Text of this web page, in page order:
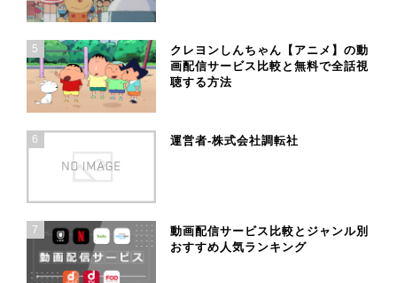
5
クレヨンしんちゃん【アニメ】の動
画配信サービス比較と無料で全話視
聴する方法
6 運営者-株式会社調転社
7
動画配信サービス比較とジャンル別
おすすめ人気ランキング